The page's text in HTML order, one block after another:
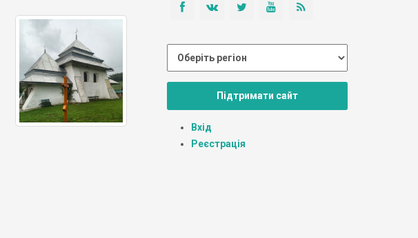
Підтримати сайт
Вхід
Реєстрація